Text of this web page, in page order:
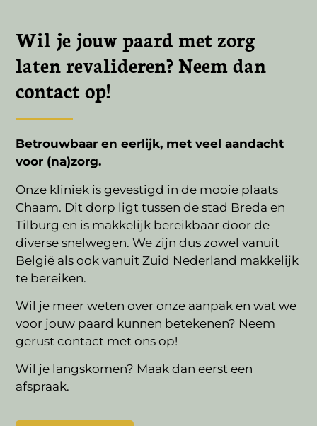
Wil je jouw paard met zorg
laten revalideren? Neem dan
contact op!
Betrouwbaar en eerlijk, met veel aandacht
voor (na)zorg.
Onze kliniek is gevestigd in de mooie plaats
Chaam. Dit dorp ligt tussen de stad Breda en
Tilburg en is makkelijk bereikbaar door de
diverse snelwegen. We zijn dus zowel vanuit
België als ook vanuit Zuid Nederland makkelijk
te bereiken.
Wil je meer weten over onze aanpak en wat we
voor jouw paard kunnen betekenen? Neem
gerust contact met ons op!
Wil je langskomen? Maak dan eerst een
afspraak.